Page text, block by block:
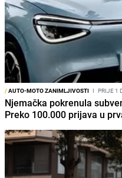
/AUTO-MOTO ZANIMLJIVOSTI I PRIJE 1
Njemačka pokrenula
Preko 100.000 prijava u